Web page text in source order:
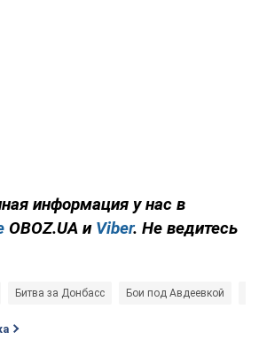
информация у нас в
OBOZ.UA и Viber. Не ведитесь
Битва за Донбасс Бои под Авдеевкой